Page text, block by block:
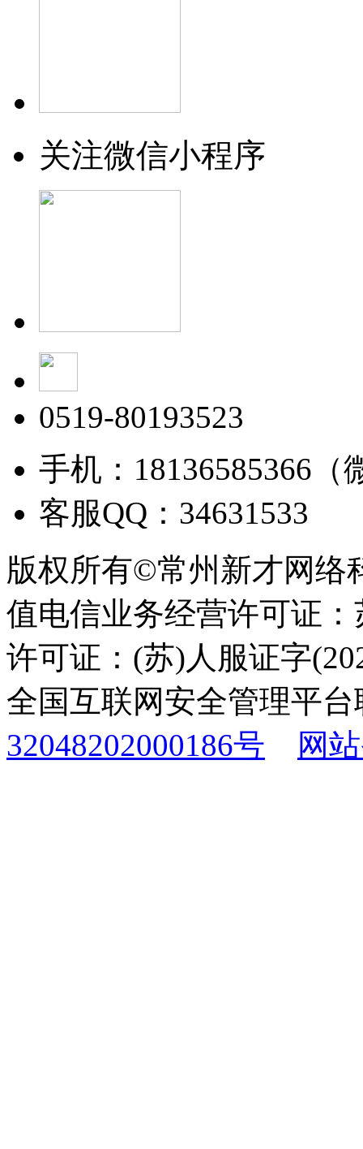
关注微信小程序
0519-80193523
手机：18136585366（
客服QQ：34631533
版权所有©常州新才网络
值电信业务经营许可证
许可证：(苏)人服证字
全国互联网安全管理平
32048202000186号
网